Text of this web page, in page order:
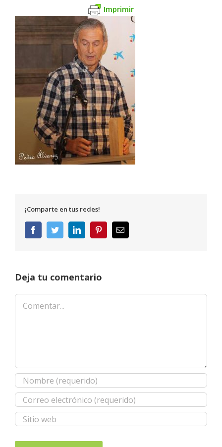
Imprimir
¡Comparte en tus redes!
FacebookTwitterLinkedInPinterestCorreo
electrónico
Deja tu comentario
Comentar